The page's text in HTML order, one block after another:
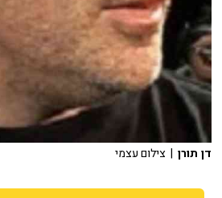
דן תורן | צילום עצמי